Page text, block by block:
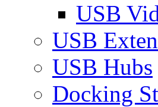
USB
USB
USB Hubs
Docking